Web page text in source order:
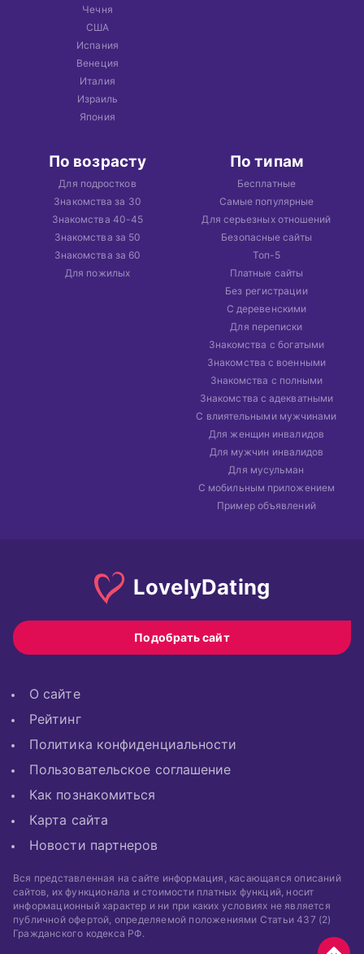
Чечня
США
Испания
Венеция
Италия
Израиль
Япония
По возрасту
Для подростков
Знакомства за 30
Знакомства 40-45
Знакомства за 50
Знакомства за 60
Для пожилых
По типам
Бесплатные
Самые популярные
Для серьезных отношений
Безопасные сайты
Топ-5
Платные сайты
Без регистрации
С деревенскими
Для переписки
Знакомства с богатыми
Знакомства с военными
Знакомства с полными
Знакомства с адекватными
С влиятельными мужчинами
Для женщин инвалидов
Для мужчин инвалидов
Для мусульман
С мобильным приложением
Пример объявлений
LovelyDating
Подобрать сайт
О сайте
Рейтинг
Политика конфиденциальности
Пользовательское соглашение
Как познакомиться
Карта сайта
Новости партнеров
Вся представленная на сайте информация, касающаяся описаний
сайтов, их функционала и стоимости платных функций, носит
информационный характер и ни при каких условиях не является
публичной офертой, определяемой положениями Статьи 437 (2)
Гражданского кодекса РФ.